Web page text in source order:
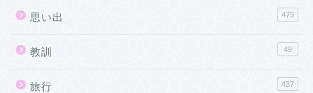
思い出 475
教訓 49
旅行 437